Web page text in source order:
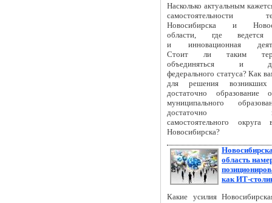
Насколько актуальным
самостоятельности
Новосибирска и
области, где ведется
и инновационная
Стоит ли таким
объединяться и
федерального статуса? Как
для решения возникших
достаточно образование
муниципального
достаточно
самостоятельного
Новосибирска?
область
как ИТ-
Какие усилия